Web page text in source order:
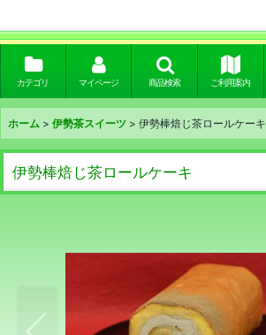
カテゴリ マイページ 商品検索 ご利用案内
ホーム > 伊勢茶スイーツ > 伊勢棒焙じ茶ロールケーキ
伊勢棒焙じ茶ロールケーキ